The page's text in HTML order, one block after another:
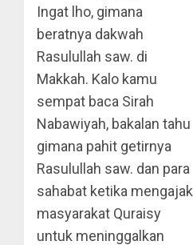
Ingat lho, gimana
beratnya dakwah
Rasulullah saw. di
Makkah. Kalo kamu
sempat baca Sirah
Nabawiyah, bakalan tahu
gimana pahit getirnya
Rasulullah saw. dan para
sahabat ketika mengajak
masyarakat Quraisy
untuk meninggalkan